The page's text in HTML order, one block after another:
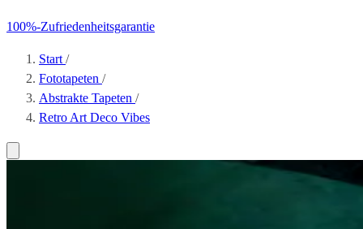
100%-Zufriedenheitsgarantie
Start /
Fototapeten /
Abstrakte Tapeten /
Retro Art Deco Vibes